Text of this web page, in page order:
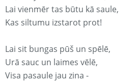
Lai vienmēr tas būtu kā saule,
Kas siltumu izstarot prot!
Lai sit bungas pūš un spēlē,
Urā sauc un laimes vēlē,
Visa pasaule jau zina -